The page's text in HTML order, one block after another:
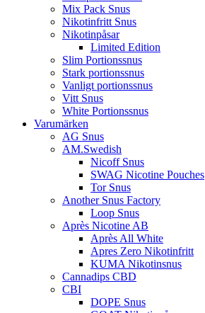
Mix Pack Snus
Nikotinfritt Snus
Nikotinpåsar
Limited Edition
Slim Portionssnus
Stark portionssnus
Vanligt portionssnus
Vitt Snus
White Portionssnus
Varumärken
AG Snus
AM.Swedish
Nicoff Snus
SWAG Nicotine Pouches
Tor Snus
Another Snus Factory
Loop Snus
Après Nicotine AB
Après All White
Apres Zero Nikotinfritt
KUMA Nikotinsnus
Cannadips CBD
CBI
DOPE Snus